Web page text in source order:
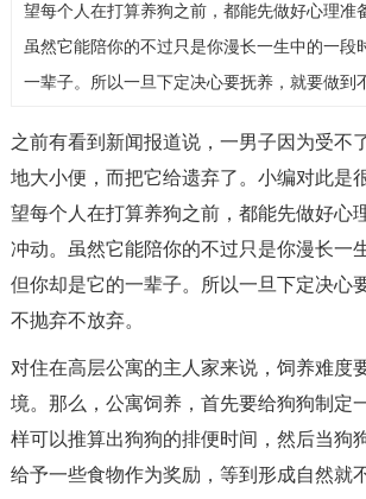
望每个人在打算养狗之前，都能先做好心理准
虽然它能陪你的不过只是你漫长一生中的一段
一辈子。所以一旦下定决心要抚养，就要做到
之前有看到新闻报道说，一男子因为受不
地大小便，而把它给遗弃了。小编对此是
望每个人在打算养狗之前，都能先做好心
冲动。虽然它能陪你的不过只是你漫长一
但你却是它的一辈子。所以一旦下定决心
不抛弃不放弃。
对住在高层公寓的主人家来说，饲养难度
境。那么，公寓饲养，首先要给狗狗制定
样可以推算出狗狗的排便时间，然后当狗
给予一些食物作为奖励，等到形成自然就